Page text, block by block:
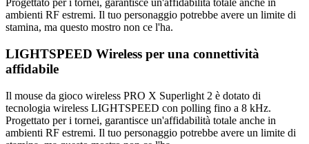
Progettato per i tornei, garantisce un'affidabilità totale anche in
ambienti RF estremi. Il tuo personaggio potrebbe avere un limite di
stamina, ma questo mostro non ce l'ha.
LIGHTSPEED Wireless per una connettività
affidabile
Il mouse da gioco wireless PRO X Superlight 2 è dotato di
tecnologia wireless LIGHTSPEED con polling fino a 8 kHz.
Progettato per i tornei, garantisce un'affidabilità totale anche in
ambienti RF estremi. Il tuo personaggio potrebbe avere un limite di